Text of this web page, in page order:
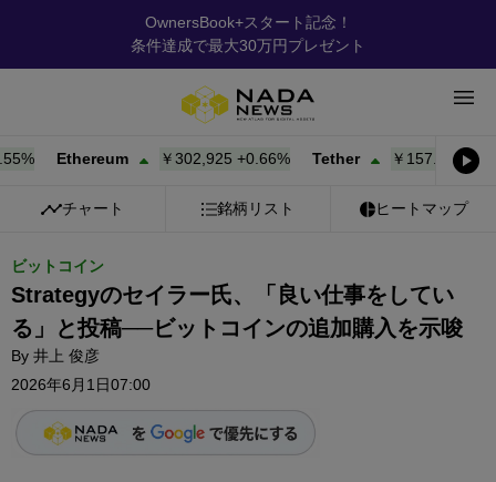
OwnersBook+スタート記念！
条件達成で最大30万円プレゼント
Ethereum ￥302,925+0.66% Tether ￥157.36+ 0.00%
チャート 銘柄リスト ヒートマップ
ビットコイン
Strategyのセイラー氏、「良い仕事をしてい
る」と投稿──ビットコインの追加購入を示唆
By 井上 俊彦
2026年6月1日07:00